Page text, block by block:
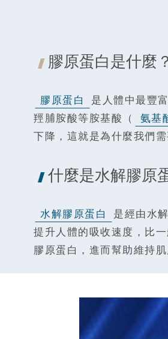
膠原蛋白是什麼？
膠原蛋白
是人體中最豐
羥脯胺酸等胺基酸（
氨基
下降，這就是為什麼我們
什麼是水解膠原
水解膠原蛋白
是經由水
提升人體的吸收速度，比
膠原蛋白，進而幫助維持肌